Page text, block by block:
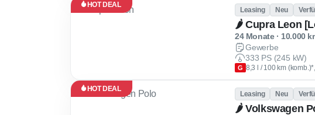
HOT DEAL
Leasing Neu
24 Monate · 10.000
Gewerbe
333 PS (245 kW)
G 8,3 l / 100 km
HOT DEAL
Leasing Neu
🌶 Volkswagen